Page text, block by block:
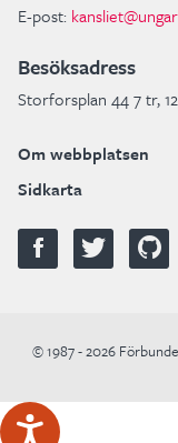
E-post:
Besöksadress
Storforsplan 44 7 tr,
Om webbplatsen
Sidkarta
© 1987 - 2026